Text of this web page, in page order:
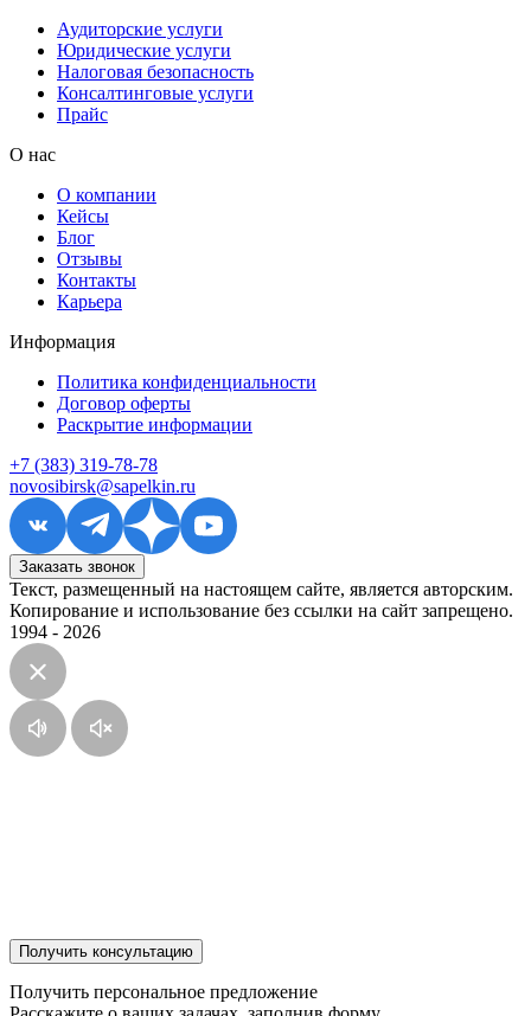
Аудиторские услуги
Юридические услуги
Налоговая безопасность
Консалтинговые услуги
Прайс
О нас
О компании
Кейсы
Блог
Отзывы
Контакты
Карьера
Информация
Политика конфиденциальности
Договор оферты
Раскрытие информации
+7 (383) 319-78-78
novosibirsk@sapelkin.ru
Заказать звонок
Текст, размещенный на настоящем сайте, является авторским.
Копирование и использование без ссылки на сайт запрещено.
1994 - 2026
Получить консультацию
Получить персональное предложение